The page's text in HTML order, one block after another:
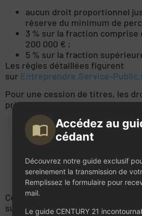
aucun droit proportionnel
réserve du minimum de
3 % sur la fraction comprise
200 000 € ;
5 % sur la fraction
Les règles détaillées figurent
sur Entreprendre.Service-
Pour une cession de titres, les
principe de :
0,1 % pour les actions ;
3 % pour les parts sociales,
d’un abattement de 23 000 €
proportionnellement au
;
5 % pour les participations
prépondérance immobilière.
Ces droits sont distincts de
sur sa plus-value.
Accédez au
cédant
Découvrez notre guide exclusif
sereinement la transmission de
Remplissez le formulaire pour
mail.
Le guide CENTURY 21